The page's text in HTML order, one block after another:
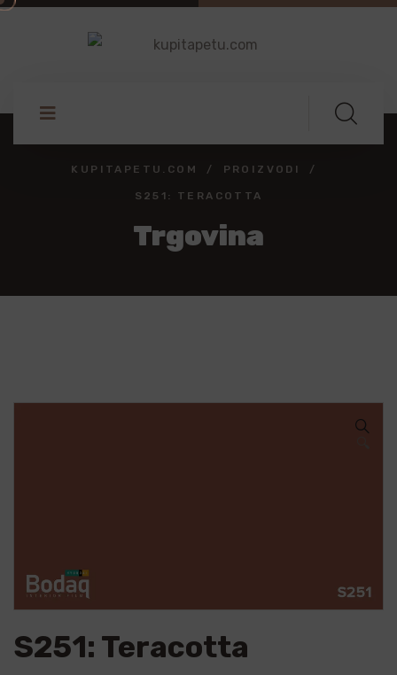
KUPITAPETU.COM PROIZVODI
S251: TERACOTTA
Trgovina
S251: Teracotta